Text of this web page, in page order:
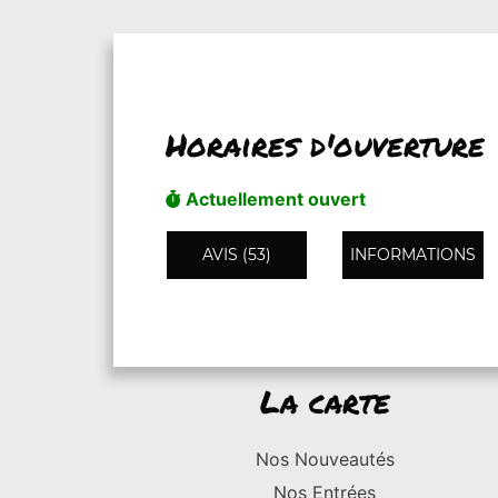
Horaires d'ouverture
Actuellement ouvert
AVIS (53) INFORMATIONS
La carte
Nos Nouveautés
Nos Entrées